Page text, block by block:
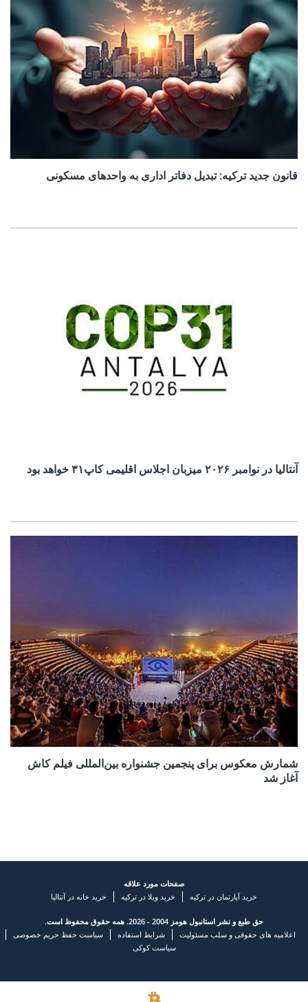
قانون جدید ترکیه: تبدیل دفاتر اداری به واحدهای مسکونی
آنتالیا در نوامبر ۲۰۲۶ میزبان اجلاس اقلیمی کاپ۳۱ خواهد بود
شمارش معکوس برای پنجمین جشنواره بین‌المللی فیلم کاش
آغاز شد
صفحات مورد علاقه
خرید آپارتمان در ترکیه
خرید ویلا در ترکیه خرید خانه در آنتالیا
حق طبع و نشر استانبول هومز 2004 - 2026. همه حقوق محفوظ است.
اعلامیه های حقوقی و سلب مسئولیت
شرایط استفاده
سیاست حفظ حریم خصوصی
سیاست کوکی